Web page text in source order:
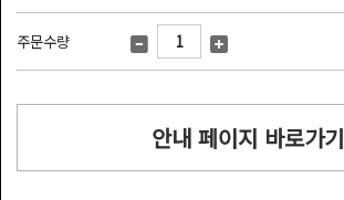
일
기
프
객
주문수량
안내 페이지 바로가기